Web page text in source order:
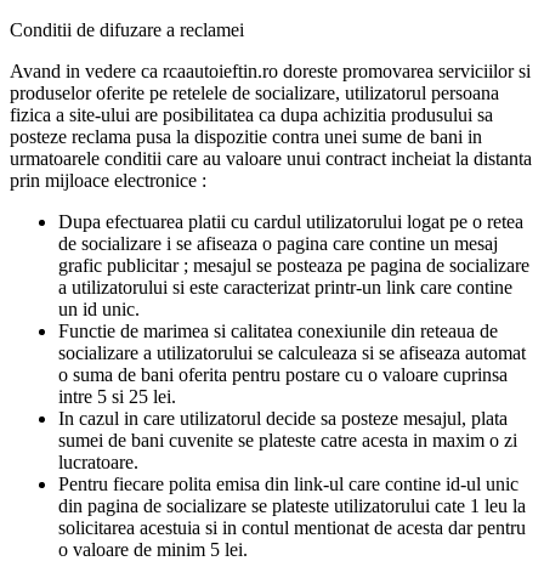
Conditii de difuzare a reclamei
Avand in vedere ca rcaautoieftin.ro doreste promovarea serviciilor si
produselor oferite pe retelele de socializare, utilizatorul persoana
fizica a site-ului are posibilitatea ca dupa achizitia produsului sa
posteze reclama pusa la dispozitie contra unei sume de bani in
urmatoarele conditii care au valoare unui contract incheiat la distanta
prin mijloace electronice :
Dupa efectuarea platii cu cardul utilizatorului logat pe o retea
de socializare i se afiseaza o pagina care contine un mesaj
grafic publicitar ; mesajul se posteaza pe pagina de socializare
a utilizatorului si este caracterizat printr-un link care contine
un id unic.
Functie de marimea si calitatea conexiunile din reteaua de
socializare a utilizatorului se calculeaza si se afiseaza automat
o suma de bani oferita pentru postare cu o valoare cuprinsa
intre 5 si 25 lei.
In cazul in care utilizatorul decide sa posteze mesajul, plata
sumei de bani cuvenite se plateste catre acesta in maxim o zi
lucratoare.
Pentru fiecare polita emisa din link-ul care contine id-ul unic
din pagina de socializare se plateste utilizatorului cate 1 leu la
solicitarea acestuia si in contul mentionat de acesta dar pentru
o valoare de minim 5 lei.